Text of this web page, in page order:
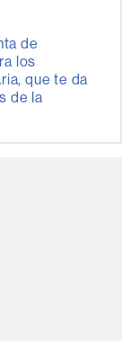
de
los
que te da
de la